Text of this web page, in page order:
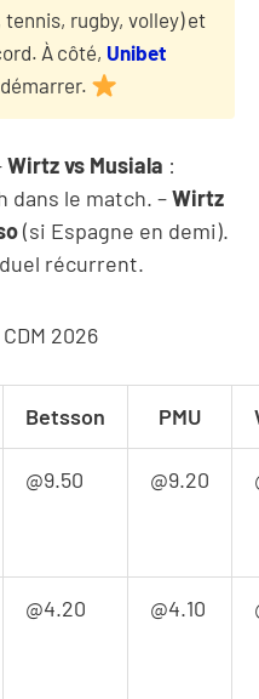
rugby, volley) et
À côté, Unibet
Wirtz vs Musiala :
dans le match. –Wirtz
(si Espagne en demi).
récurrent.
2026
Betsson PMU
@9.50 @9.20
@4.20 @4.10